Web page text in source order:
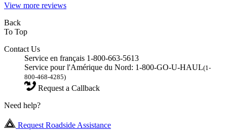
View more reviews
Back
To Top
Contact Us
Service en français 1-800-663-5613
Service pour l'Amérique du Nord: 1-800-GO-U-HAUL(1-
800-468-4285)
Request a Callback
Need help?
Request Roadside Assistance